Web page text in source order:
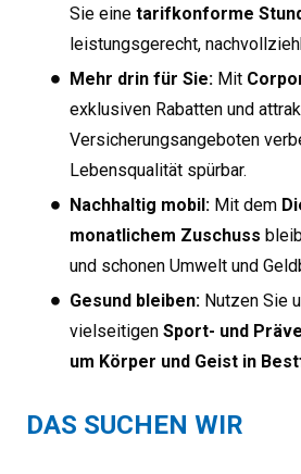
Sie eine tarifkonforme
leistungsgerecht,
Mehr drin für Sie: Mit
exklusiven Rabatten und
Versicherungsangeboten
Lebensqualität spürbar.
Nachhaltig mobil: Mit dem
monatlichem Zuschuss
und schonen Umwelt und
Gesund bleiben: Nutzen Sie
vielseitigen Sport- und
um Körper und Geist in
DAS SUCHEN WIR